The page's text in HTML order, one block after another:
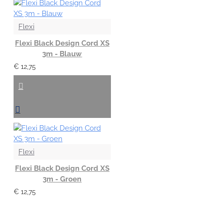
Flexi
Flexi Black Design Cord XS
3m - Blauw
€ 12,75
Flexi
Flexi Black Design Cord XS
3m - Groen
€ 12,75